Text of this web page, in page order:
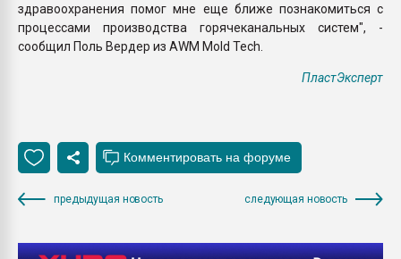
здравоохранения помог мне еще ближе познакомиться с
процессами производства горячеканальных систем", -
сообщил Поль Вердер из AWM Mold Tech.
ПластЭксперт
предыдущая новость следующая новость